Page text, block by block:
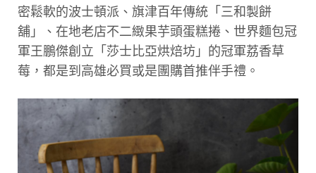
密鬆軟的波士頓派、旗津百年傳統「三和製餅
舖」、在地老店不二緻果芋頭蛋糕捲、世界麵包冠
軍王鵬傑創立「莎士比亞烘焙坊」的冠軍荔香草
莓，都是到高雄必買或是團購首推伴手禮。